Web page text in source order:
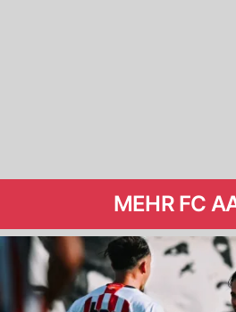
MEHR FC